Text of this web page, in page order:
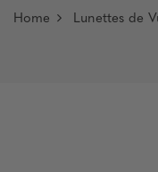
Home Lunettes de